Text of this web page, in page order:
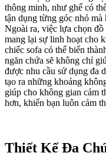
thông minh, như ghế có
tận dụng từng góc nhỏ
Ngoài ra, việc lựa chọn
mang lại sự linh hoạt cho
chiếc sofa có thể biến
ngăn chứa sẽ không chỉ
được nhu cầu sử dụng đa
tạo ra những khoảng
giúp cho không gian cảm
hơn, khiến bạn luôn cảm
Thiết Kế Đa